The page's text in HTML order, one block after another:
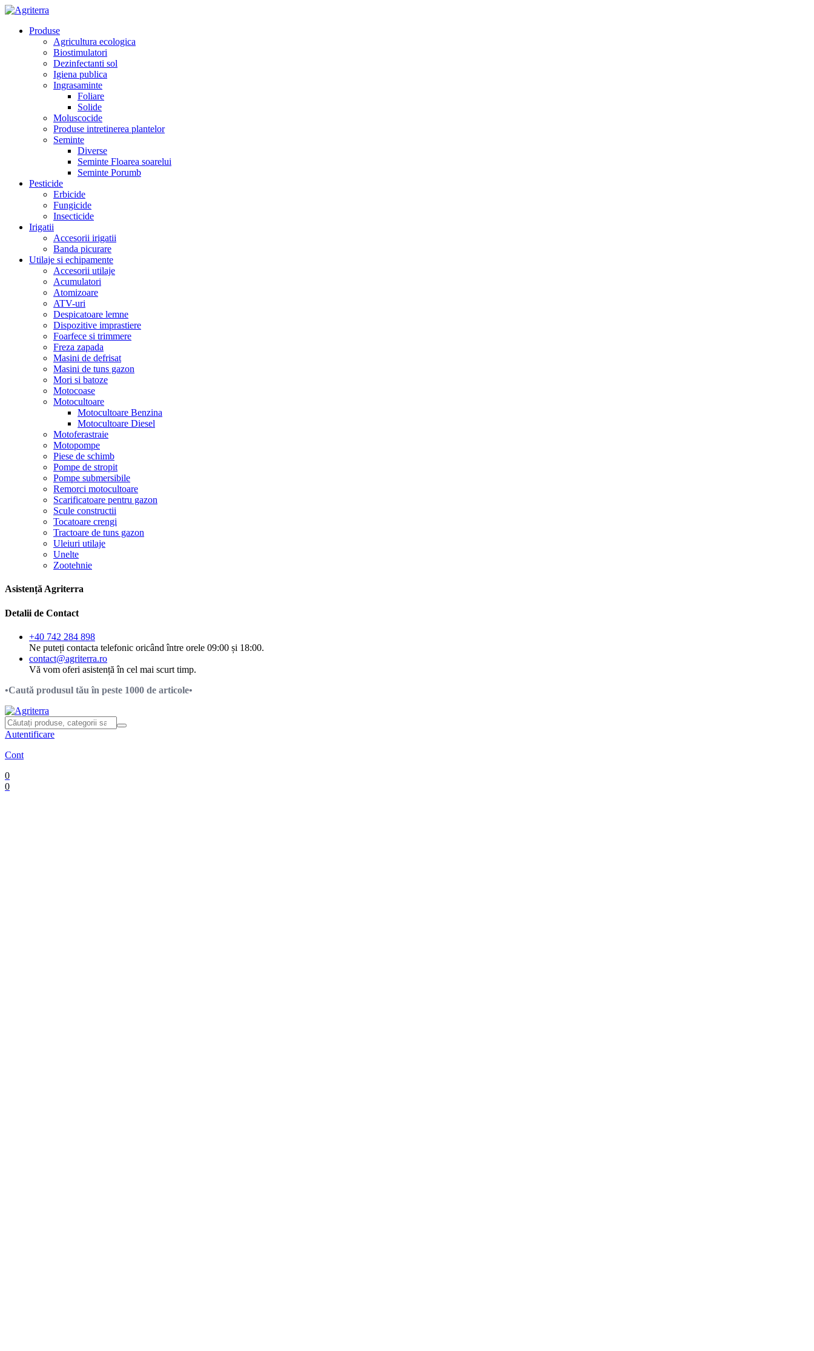
Produse
Agricultura ecologica
Biostimulatori
Dezinfectanti sol
Igiena publica
Ingrasaminte
Foliare
Solide
Moluscocide
Produse intretinerea plantelor
Seminte
Diverse
Seminte Floarea soarelui
Seminte Porumb
Pesticide
Erbicide
Fungicide
Insecticide
Irigatii
Accesorii irigatii
Banda picurare
Utilaje si echipamente
Accesorii utilaje
Acumulatori
Atomizoare
ATV-uri
Despicatoare lemne
Dispozitive imprastiere
Foarfece si trimmere
Freza zapada
Masini de defrisat
Masini de tuns gazon
Mori si batoze
Motocoase
Motocultoare
Motocultoare Benzina
Motocultoare Diesel
Motoferastraie
Motopompe
Piese de schimb
Pompe de stropit
Pompe submersibile
Remorci motocultoare
Scarificatoare pentru gazon
Scule constructii
Tocatoare crengi
Tractoare de tuns gazon
Uleiuri utilaje
Unelte
Zootehnie
Asistență Agriterra
Detalii de Contact
+40 742 284 898
Ne puteți contacta telefonic oricând între orele 09:00 și 18:00.
contact@agriterra.ro
Vă vom oferi asistență în cel mai scurt timp.
•Caută produsul tău în peste 1000 de articole•
Autentificare
Cont
0
0